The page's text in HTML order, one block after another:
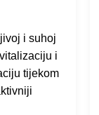
i suhoj
i
tijekom